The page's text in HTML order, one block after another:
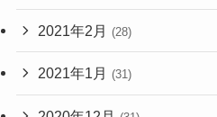
2021年2月 (28)
2021年1月 (31)